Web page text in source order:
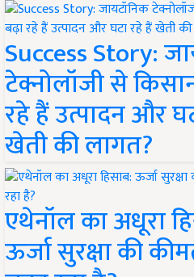
Success Story:
टेक्नोलॉजी से
रहे हैं उत्पादन और
खेती की लागत?
एथेनॉल का अधूरा
ऊर्जा सुरक्षा की